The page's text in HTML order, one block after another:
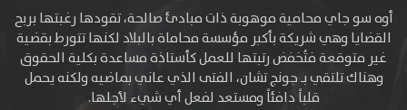
أوه سو جاي محامية موهوبة ذات مبادئ صالحة، تقودها رغبتها بربح
القضايا وهي شريكة بأكبر مؤسسة محاماة بالبلاد لكنها تتورط بقضية
غير متوقعة فتُخفض رتبتها للعمل كأستاذة مساعدة بكلية الحقوق
وهناك تلتقي بـ جونج تشان، الفتى الذي عاني بماضيه ولكنه يحمل
قلباً دافئاً ومستعد لفعل أي شيء لأجلها.